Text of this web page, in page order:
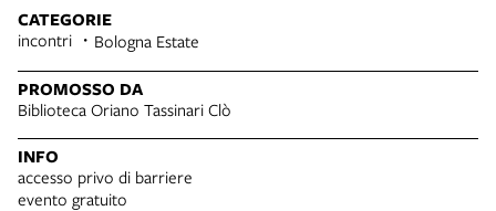
CATEGORIE
incontri Bologna Estate
PROMOSSO DA
Biblioteca Oriano Tassinari Clò
INFO
accesso privo di barriere
evento gratuito